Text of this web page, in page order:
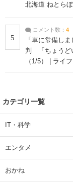
北海道 ねとら
5
コメント数： 4
「車に常備し
判 「ちょうど
（1/5） | ライ
カテゴリ一覧
IT・科学
エンタメ
おかね